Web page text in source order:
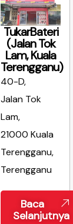
TukarBateri
(Jalan Tok
Lam, Kuala
Terengganu)
40-D,
Jalan Tok
Lam,
21000 Kuala
Terengganu,
Terengganu
Baca
Selanjutnya